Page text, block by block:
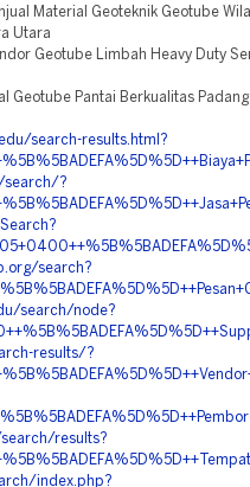
Material Geoteknik Geotube
Utara
Geotube Limbah Heavy Duty
Geotube Pantai Berkualitas
search-results.html?
search/?
search?
search/node?
results/?
results?
index.php?